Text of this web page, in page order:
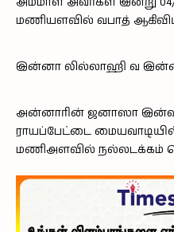
மணியளவில் வபாத்
இன்னா லில்லாஹி வ
அன்னாரின் ஜனாஸா
ராயப்பேட்டை
மணிஅளவில் நல்லடக்கம்